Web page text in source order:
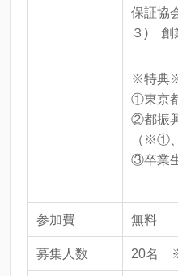
保証協
３) 創
※特典
①東京
②都振
（※①
③卒業
参加費 無料
募集人数 20名 ※